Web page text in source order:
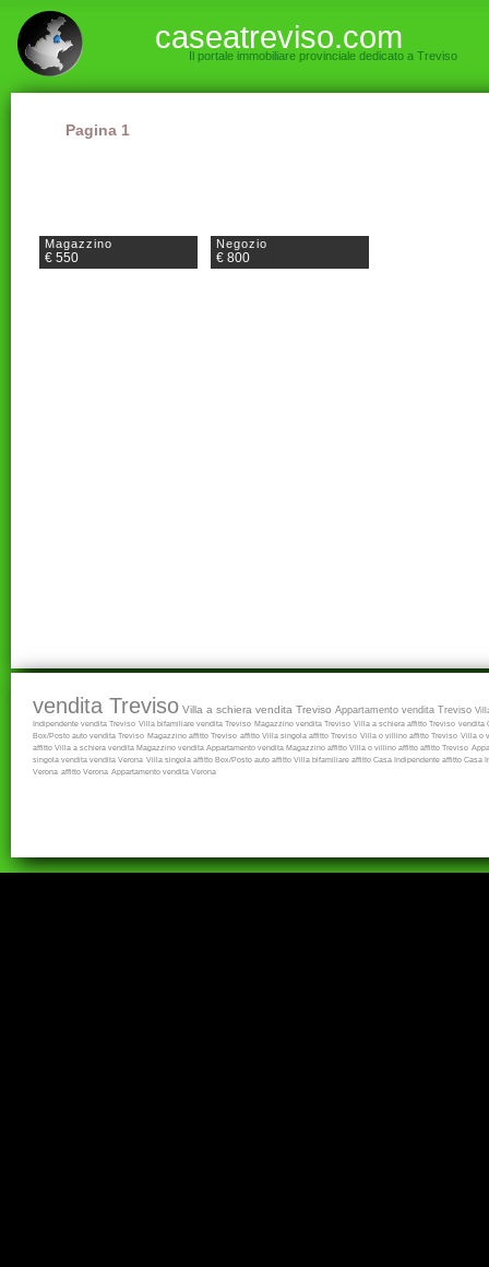
caseatreviso.com
Il portale immobiliare provinciale dedicato a Treviso
Pagina 1
Magazzino
€ 550
Negozio
€ 800
vendita Treviso Villa a schiera vendita Treviso Appartamento vendita Treviso
Indipendente vendita Treviso Villa bifamiliare vendita Treviso Magazzino vendita Treviso Villa a schiera affitto Treviso vendita
Box/Posto auto vendita Treviso Magazzino affitto Treviso affitto Villa singola affitto Treviso Villa o villino affitto Treviso Villa o
affitto Villa a schiera vendita Magazzino vendita Appartamento vendita Magazzino affitto Villa o villino affitto affitto Treviso
singola vendita vendita Verona Villa singola affitto Box/Posto auto affitto Villa bifamiliare affitto Casa Indipendente affitto Casa
Verona affitto Verona Appartamento vendita Verona